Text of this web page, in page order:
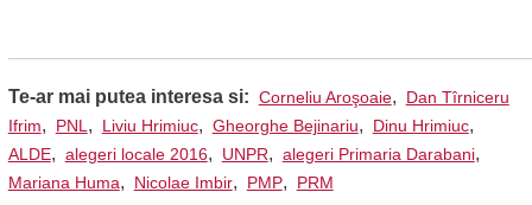
Te-ar mai putea interesa si: Corneliu Aroşoaie,
Dan Tîrniceru
Ifrim, PNL , Liviu Hrimiuc, Gheorghe Bejinariu, Dinu Hrimiuc,
ALDE, alegeri locale 2016, UNPR, alegeri Primaria Darabani,
Mariana Huma, Nicolae Imbir, PMP, PRM